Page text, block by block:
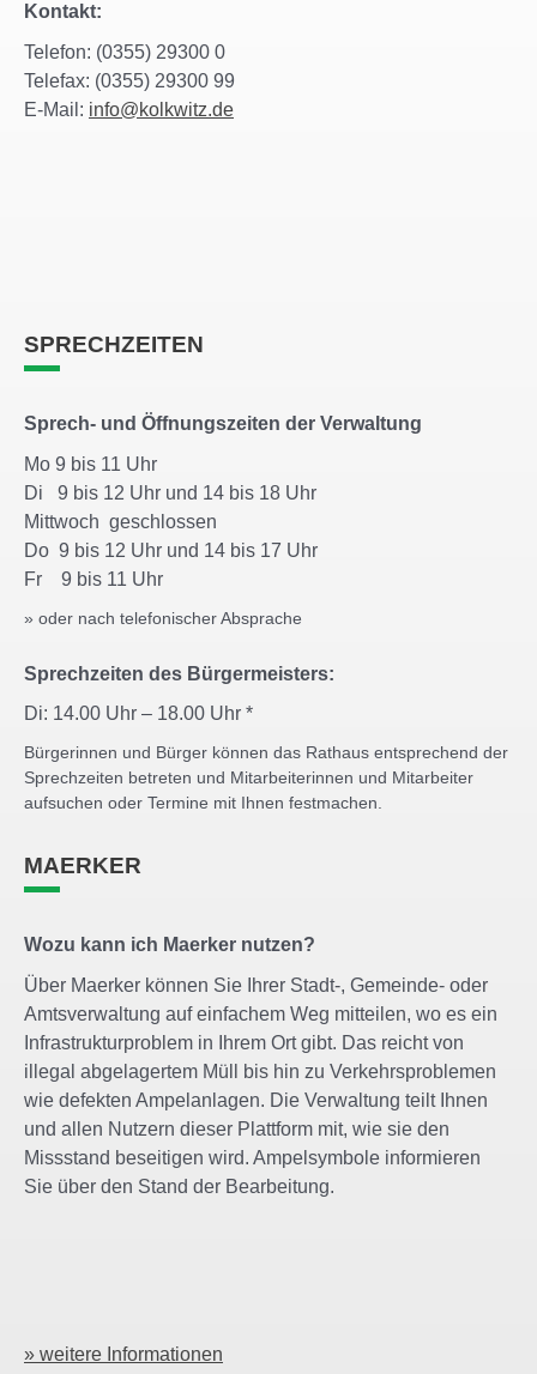
Kontakt:
Telefon: (0355) 29300 0
Telefax: (0355) 29300 99
E-Mail: info@kolkwitz.de
SPRECHZEITEN
Sprech- und Öffnungszeiten der Verwaltung
Mo 9 bis 11 Uhr
Di 9 bis 12 Uhr und 14 bis 18 Uhr
Mittwoch geschlossen
Do 9 bis 12 Uhr und 14 bis 17 Uhr
Fr 9 bis 11 Uhr
» oder nach telefonischer Absprache
Sprechzeiten des Bürgermeisters:
Di: 14.00 Uhr – 18.00 Uhr *
Bürgerinnen und Bürger können das Rathaus entsprechend der
Sprechzeiten betreten und Mitarbeiterinnen und Mitarbeiter
aufsuchen oder Termine mit Ihnen festmachen.
MAERKER
Wozu kann ich Maerker nutzen?
Über Maerker können Sie Ihrer Stadt-, Gemeinde- oder
Amtsverwaltung auf einfachem Weg mitteilen, wo es ein
Infrastrukturproblem in Ihrem Ort gibt. Das reicht von
illegal abgelagertem Müll bis hin zu Verkehrsproblemen
wie defekten Ampelanlagen. Die Verwaltung teilt Ihnen
und allen Nutzern dieser Plattform mit, wie sie den
Missstand beseitigen wird. Ampelsymbole informieren
Sie über den Stand der Bearbeitung.
» weitere Informationen